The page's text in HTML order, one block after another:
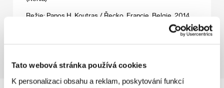
Tato webová stránka používá cookies
K personalizaci obsahu a reklam, poskytování funkcí
Režie: Panos H. Koutras / Řecko, Francie, Belgie, 2014,